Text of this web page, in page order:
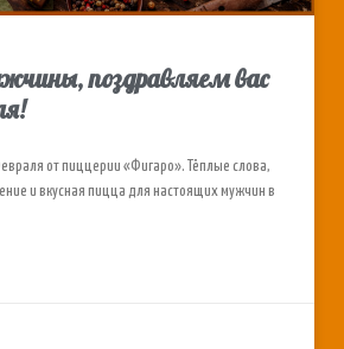
поздравляем вас
от пиццерии «Фигаро». Тёплые слова,
и вкусная пицца для настоящих мужчин в